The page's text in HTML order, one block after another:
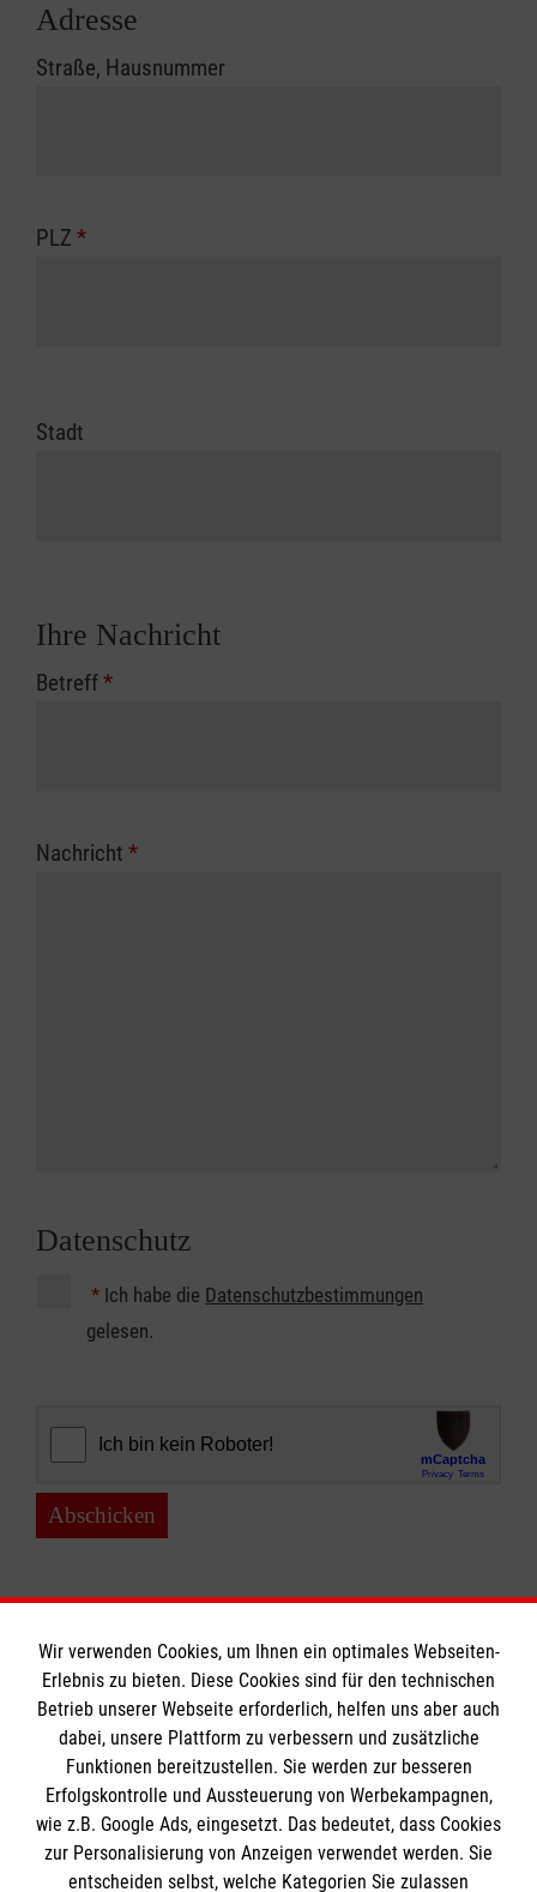
Adresse
Straße, Hausnummer
PLZ *
Stadt
Ihre Nachricht
Betreff*
Nachricht *
Datenschutz
* Ich habe die Datenschutzbestimmungen
gelesen.
Abschicken
Informationen
Impressum
Datenschutz
Kontakt
Die Malteser
Wir verwenden Cookies, um Ihnen ein optimales Webseiten-
Erlebnis zu bieten. Diese Cookies sind für den technischen
Betrieb unserer Webseite erforderlich, helfen uns aber auch
dabei, unsere Plattform zu verbessern und zusätzliche
Funktionen bereitzustellen. Sie werden zur besseren
Erfolgskontrolle und Aussteuerung von Werbekampagnen,
wie z.B. Google Ads, eingesetzt. Das bedeutet, dass Cookies
zur Personalisierung von Anzeigen verwendet werden. Sie
entscheiden selbst, welche Kategorien Sie zulassen